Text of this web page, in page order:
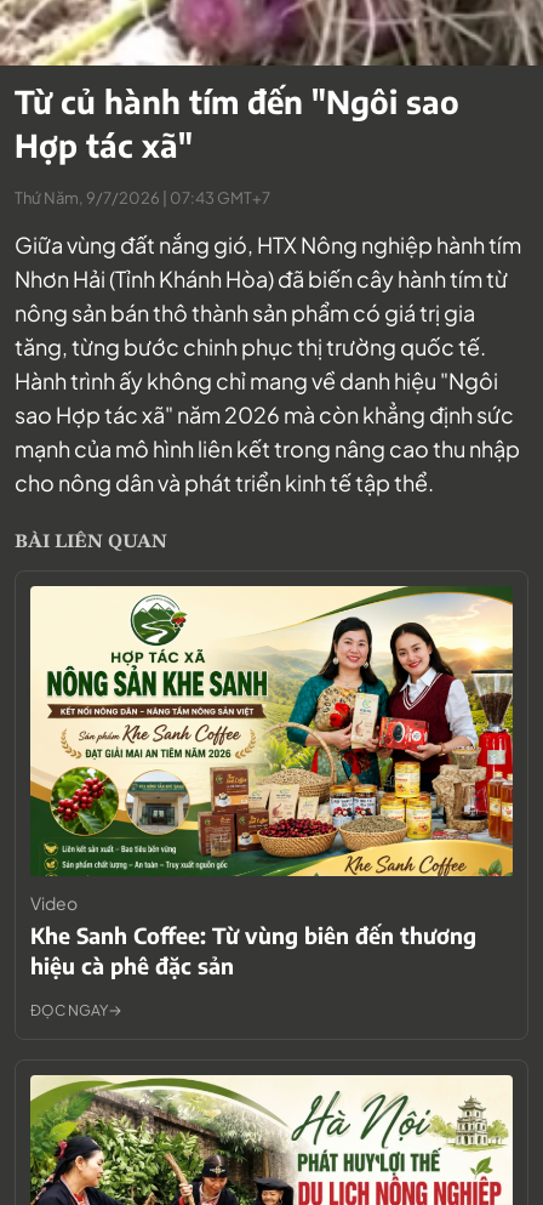
Từ củ hành tím đến "Ngôi sao
Hợp tác xã"
Thứ Năm, 9/7/2026 | 07:43 GMT+7
Giữa vùng đất nắng gió, HTX Nông nghiệp hành tím
Nhơn Hải (Tỉnh Khánh Hòa) đã biến cây hành tím từ
nông sản bán thô thành sản phẩm có giá trị gia
tăng, từng bước chinh phục thị trường quốc tế.
Hành trình ấy không chỉ mang về danh hiệu "Ngôi
sao Hợp tác xã" năm 2026 mà còn khẳng định sức
mạnh của mô hình liên kết trong nâng cao thu nhập
cho nông dân và phát triển kinh tế tập thể.
BÀI LIÊN QUAN
Video
Khe Sanh Coffee: Từ vùng biên đến thương
hiệu cà phê đặc sản
ĐỌC NGAY